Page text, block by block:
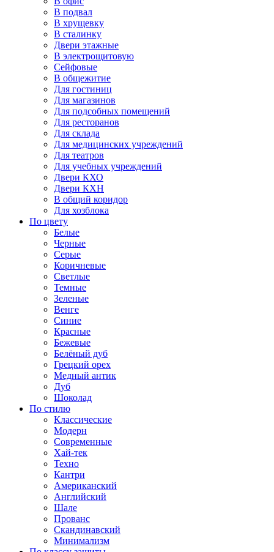
В подвал
В хрущевку
В сталинку
Двери этажные
В электрощитовую
Сейфовые
В общежитие
Для гостиниц
Для магазинов
Для подсобных помещений
Для ресторанов
Для склада
Для медицинских учреждений
Для театров
Для учебных учреждений
Двери КХО
Двери КХН
В общий коридор
Для хозблока
По цвету
Белые
Черные
Серые
Коричневые
Светлые
Темные
Зеленые
Венге
Синие
Красные
Бежевые
Белёный дуб
Грецкий орех
Медный антик
Дуб
Шоколад
По стилю
Классические
Модерн
Современные
Хай-тек
Техно
Кантри
Американский
Английский
Шале
Прованс
Скандинавский
Минимализм